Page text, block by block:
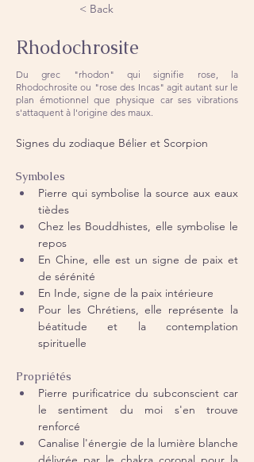
< Back
Rhodochrosite
Du grec "rhodon" qui signifie rose, la
Rhodochrosite ou "rose des Incas" agit autant sur le
plan émotionnel que physique car ses vibrations
s'attaquent à l'origine des maux.
Signes du zodiaque Bélier et Scorpion
Symboles
Pierre qui symbolise la source aux eaux
tièdes
Chez les Bouddhistes, elle symbolise le
repos
En Chine, elle est un signe de paix et
de sérénité
En Inde, signe de la paix intérieure
Pour les Chrétiens, elle représente la
béatitude et la contemplation
spirituelle
Propriétés
Pierre purificatrice du subconscient car
le sentiment du moi s'en trouve
renforcé
Canalise l'énergie de la lumière blanche